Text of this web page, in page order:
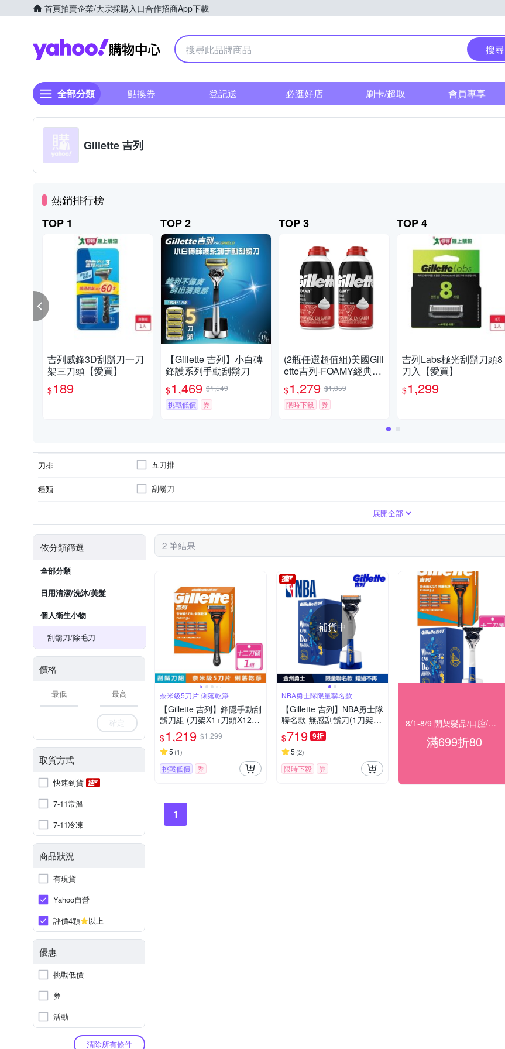
首頁拍賣企業/大宗採購入口合作招商App下載
Yahoo購物中心
搜尋
全部分類 點換券 登記送 必逛好店 刷卡/超取 會員專享
Gillette 吉列
熱銷排行榜
TOP 1
吉列威鋒3D刮鬍刀一刀
架三刀頭【愛買】
$189
TOP 2
【Gillette 吉列】小白磚
鋒護系列手動刮鬍刀
$1,469 $1,549
挑戰低價
券
TOP 3
(2瓶任選超值組)美國Gill
ette吉列-FOAMY經典男
士極淨滑順溫和滋潤刮
鬍泡311g/瓶(軟化鬍根
刮除鬍鬚修容泡沫,舒緩
$1,279 $1,359
限時下殺
券
TOP 4
吉列Labs極光刮鬍刀頭8
刀入【愛買】
$1,299
刀排 五刀排
種類 刮鬍刀
展開全部
依分類篩選
全部分類
日用清潔/洗沐/美髮
個人衛生小物
刮鬍刀/除毛刀
價格
-
確定
取貨方式
快速到貨
7-11常溫
7-11冷凍
商品狀況
有現貨
Yahoo自營
評價4顆
以上
優惠
挑戰低價
券
活動
清除所有條件
2 筆結果
奈米級5刀片 俐落乾淨
【Gillette 吉列】鋒隱手動刮
鬍刀組 (刀架X1+刀頭X12/
盒)
$1,219 $1,299
5 (1)
挑戰低價 券
補貨中
NBA勇士隊限量聯名款
【Gillette 吉列】NBA勇士隊
聯名款 無感刮鬍刀(1刀架4
刀頭1底座)
$719 9折
5 (2)
限時下殺 券
8/1-8/9 開架髮品/口腔/洗沐★滿699折80
滿699折80
1